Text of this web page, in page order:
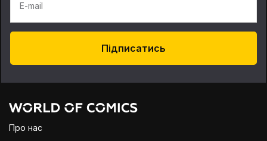
E-mail
Підписатись
Про нас